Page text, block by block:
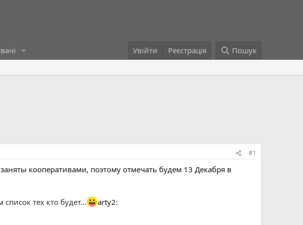
Увійти Реєстрація Пошук
#1
кооперативами, поэтому отмечать будем 13 Декабря в
тех кто будет...
arty2: